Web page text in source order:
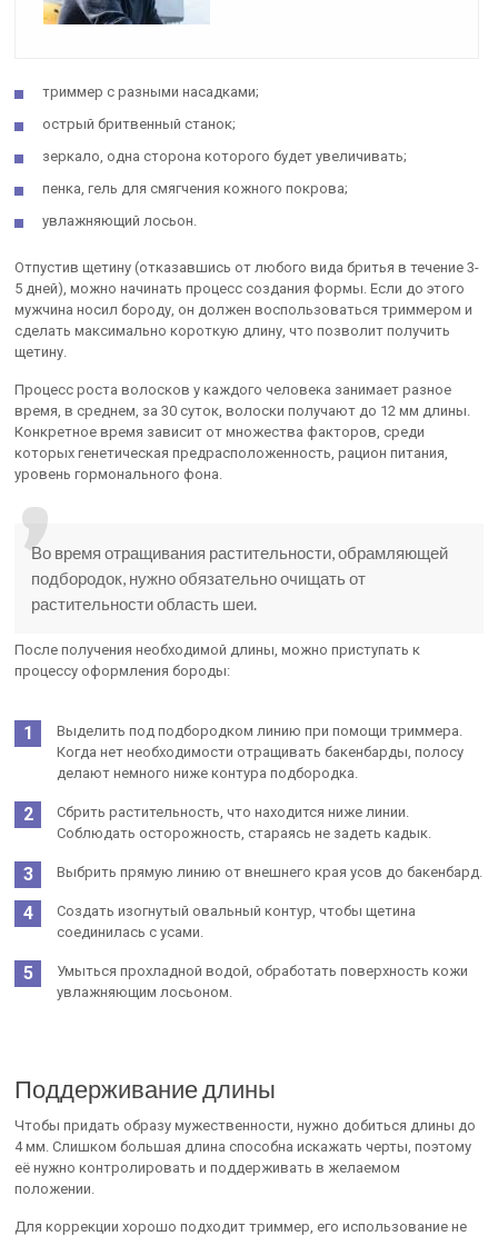
триммер с разными насадками;
острый бритвенный станок;
зеркало, одна сторона которого будет увеличивать;
пенка, гель для смягчения кожного покрова;
увлажняющий лосьон.
Отпустив щетину (отказавшись от любого вида бритья в течение 3-
5 дней), можно начинать процесс создания формы. Если до этого
мужчина носил бороду, он должен воспользоваться триммером и
сделать максимально короткую длину, что позволит получить
щетину.
Процесс роста волосков у каждого человека занимает разное
время, в среднем, за 30 суток, волоски получают до 12 мм длины.
Конкретное время зависит от множества факторов, среди
которых генетическая предрасположенность, рацион питания,
уровень гормонального фона.
Во время отращивания растительности, обрамляющей
подбородок, нужно обязательно очищать от
растительности область шеи.
После получения необходимой длины, можно приступать к
процессу оформления бороды:
Выделить под подбородком линию при помощи триммера.
Когда нет необходимости отращивать бакенбарды, полосу
делают немного ниже контура подбородка.
Сбрить растительность, что находится ниже линии.
Соблюдать осторожность, стараясь не задеть кадык.
Выбрить прямую линию от внешнего края усов до бакенбард.
Создать изогнутый овальный контур, чтобы щетина
соединилась с усами.
Умыться прохладной водой, обработать поверхность кожи
увлажняющим лосьоном.
Поддерживание длины
Чтобы придать образу мужественности, нужно добиться длины до
4 мм. Слишком большая длина способна искажать черты, поэтому
её нужно контролировать и поддерживать в желаемом
положении.
Для коррекции хорошо подходит триммер, его использование не